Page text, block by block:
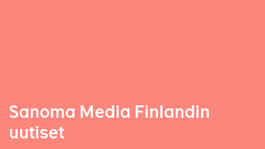
Sanoma Media Finlandin
uutiset